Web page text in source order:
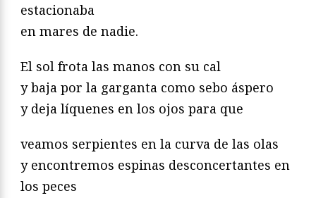
estacionaba
en mares de nadie.
El sol frota las manos con su cal
y baja por la garganta como sebo áspero
y deja líquenes en los ojos para que
veamos serpientes en la curva de las olas
y encontremos espinas desconcertantes en
los peces